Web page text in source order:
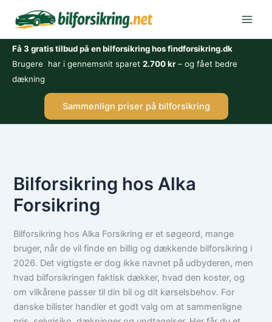
Få 3 gratis tilbud på en bilforsikring hos findforsikring.dk
Brugere har i gennemsnit sparet 2.700 kr– og fået bedre
dækning
Sammenlign priser på bilforsikring
Bilforsikring hos Alka
Forsikring
Bilforsikring hos Alka Forsikring er et søgeord, mange
bruger, når de vil finde en billig og dækkende bilforsikring i
2026. Det vigtigste er dog ikke navnet på udbyderen, men
hvad bilforsikringen faktisk dækker, hvad den koster, og
om vilkårene passer til din bil og dit kørselsbehov. For
danske bilister handler et godt valg om at sammenligne